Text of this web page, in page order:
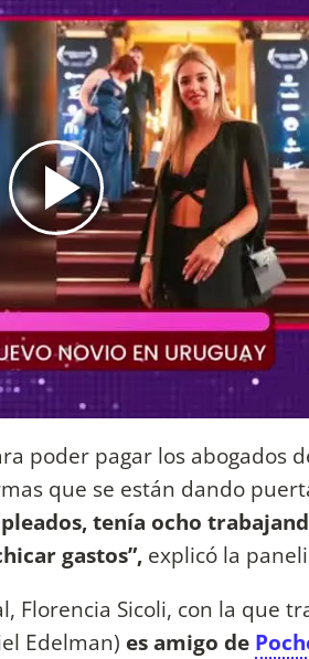
poder pagar los abogados
que se están dando
tenía ocho
gastos”, explicó la
Florencia Sicoli, con la que
Edelman) es amigo de